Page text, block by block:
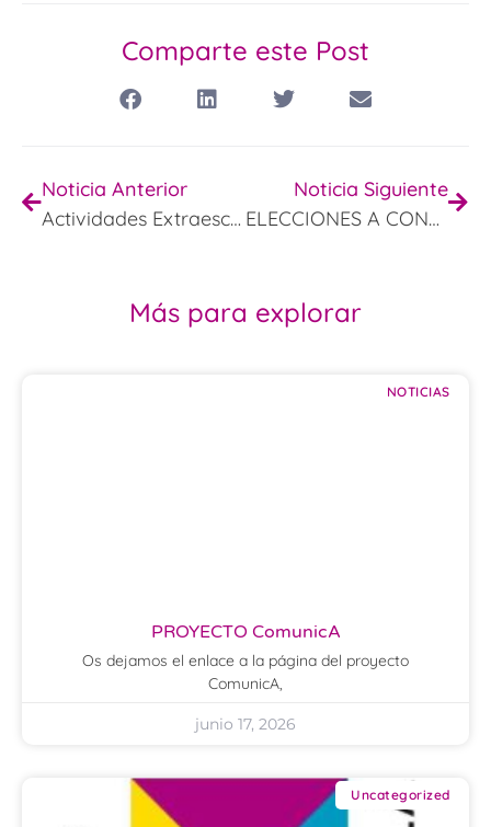
Comparte este Post
Noticia Anterior
Actividades Extraescolares y Escuelas Deportivas
Noticia Siguiente
ELECCIONES A CONSEJO ESCOLAR
Más para explorar
NOTICIAS
PROYECTO ComunicA
Os dejamos el enlace a la página del proyecto
ComunicA,
junio 17, 2026
Uncategorized